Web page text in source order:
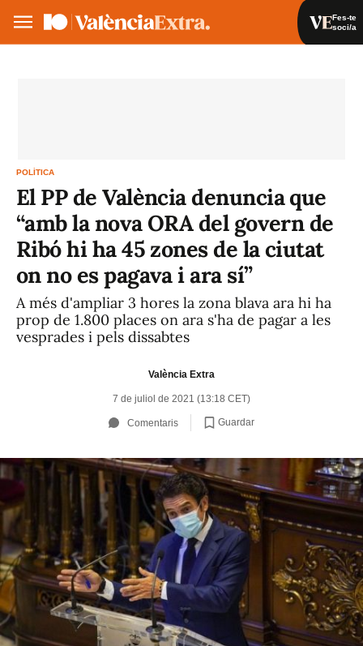
Fes-te
soci/a
POLÍTICA
El PP de València denuncia que
“amb la nova ORA del govern de
Ribó hi ha 45 zones de la ciutat
on no es pagava i ara sí”
A més d'ampliar 3 hores la zona blava ara hi ha
prop de 1.800 places on ara s'ha de pagar a les
vesprades i pels dissabtes
València Extra
7 de juliol de 2021 (13:18 CET)
Comentaris Guardar